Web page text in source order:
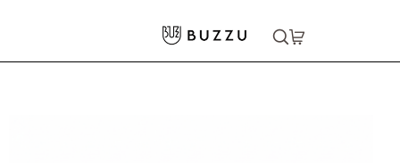
サングラス